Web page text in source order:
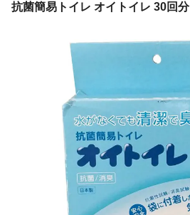
抗菌簡易トイレ オイトイレ 30回分